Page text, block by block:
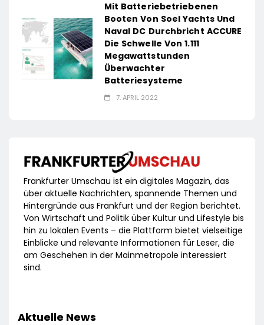
Mit Batteriebetriebenen
Booten Von Soel Yachts Und
Naval DC Durchbricht ACCURE
Die Schwelle Von 1.111
Megawattstunden
Überwachter
Batteriesysteme
7. APRIL 2022
Frankfurter Umschau ist ein digitales Magazin, das
über aktuelle Nachrichten, spannende Themen und
Hintergründe aus Frankfurt und der Region berichtet.
Von Wirtschaft und Politik über Kultur und Lifestyle bis
hin zu lokalen Events – die Plattform bietet vielseitige
Einblicke und relevante Informationen für Leser, die
am Geschehen in der Mainmetropole interessiert
sind.
Aktuelle News